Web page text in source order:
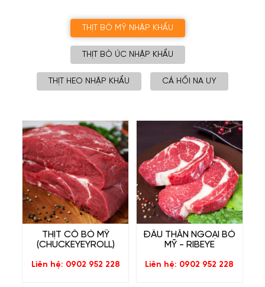
THỊT BÒ MỸ NHẬP KHẨU
THỊT BÒ ÚC NHẬP KHẨU
THỊT HEO NHẬP KHẨU CÁ HỒI NA UY
THỊT CỔ BÒ MỸ
(CHUCKEYEYROLL)
Liên hệ: 0902 952 228
ĐẦU THĂN NGOẠI BÒ
MỸ - RIBEYE
Liên hệ: 0902 952 228